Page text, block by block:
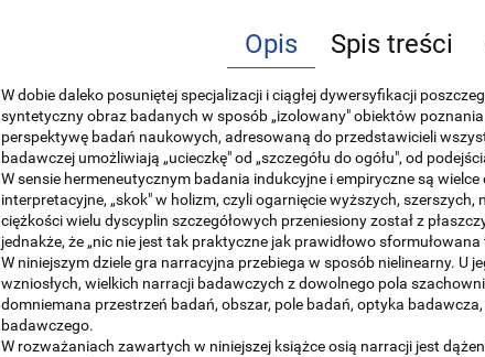
Opis Spis treści
W dobie daleko posuniętej specjalizacji i ciągłej dywersyfikacji
syntetyczny obraz badanych w sposób „izolowany" obiektów
perspektywę badań naukowych, adresowaną do przedstawicieli
badawczej umożliwiają „ucieczkę" od „szczegółu do ogółu", od
W sensie hermeneutycznym badania indukcyjne i empiryczne są
interpretacyjne, „skok" w holizm, czyli ogarnięcie wyższych,
ciężkości wielu dyscyplin szczegółowych przeniesiony został z
jednakże, że „nic nie jest tak praktyczne jak prawidłowo sformułowana
W niniejszym dziele gra narracyjna przebiega w sposób nielinearny. U
wzniosłych, wielkich narracji badawczych z dowolnego pola
domniemana przestrzeń badań, obszar, pole badań, optyka
badawczego.
W rozważaniach zawartych w niniejszej książce osią narracji jest